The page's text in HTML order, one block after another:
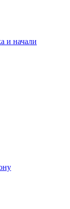
и начали